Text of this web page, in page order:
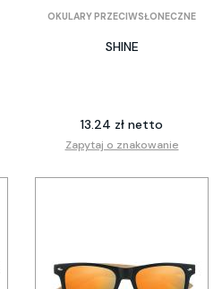
OKULARY PRZECIWSŁONECZNE
SHINE
13.24 zł netto
Zapytaj o znakowanie